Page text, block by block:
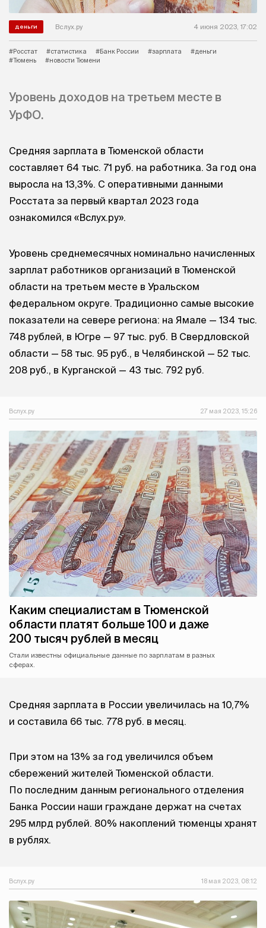
деньги Вслух.ру 4 июня 2023, 17:02
#Росстат #статистика #Банк России #зарплата
#деньги
#Тюмень
#новости Тюмени
Уровень доходов на третьем месте в
УрФО.
Средняя зарплата в Тюменской области
составляет 64 тыс. 71 руб. на работника. За год она
выросла на 13,3%. С оперативными данными
Росстата за первый квартал 2023 года
ознакомился «Вслух.ру».
Уровень среднемесячных номинально начисленных
зарплат работников организаций в Тюменской
области на третьем месте в Уральском
федеральном округе. Традиционно самые высокие
показатели на севере региона: на Ямале — 134 тыс.
748 рублей, в Югре — 97 тыс. руб. В Свердловской
области — 58 тыс. 95 руб., в Челябинской — 52 тыс.
208 руб., в Курганской — 43 тыс. 792 руб.
Вслух.ру 27 мая 2023, 15:26
Каким специалистам в Тюменской
области платят больше 100 и даже
200 тысяч рублей в месяц
Стали известны официальные данные по зарплатам в разных
сферах.
Средняя зарплата в России увеличилась на 10,7%
и составила 66 тыс. 778 руб. в месяц.
При этом на 13% за год увеличился объем
сбережений жителей Тюменской области.
По последним данным регионального отделения
Банка России наши граждане держат на счетах
295 млрд рублей. 80% накоплений тюменцы хранят
в рублях.
Вслух.ру 18 мая 2023, 08:12